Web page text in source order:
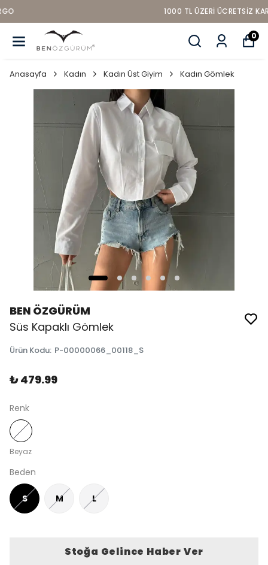
1000 TL ÜZERI ÜCRETSIZ KARGO
0
Anasayfa Kadın Kadın Üst Giyim Kadın Gömlek
BEN ÖZGÜRÜM
Süs Kapaklı Gömlek
Ürün Kodu: P-00000066_00118_S
₺ 479.99
Renk
Beyaz
Beden
S M L
Stoğa Gelince Haber Ver